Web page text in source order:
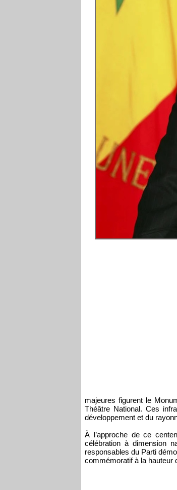
majeures figurent le
Théâtre National. Ces
développement et du
À l’approche de ce
célébration à dimension
responsables du Parti
commémoratif à la hauteur